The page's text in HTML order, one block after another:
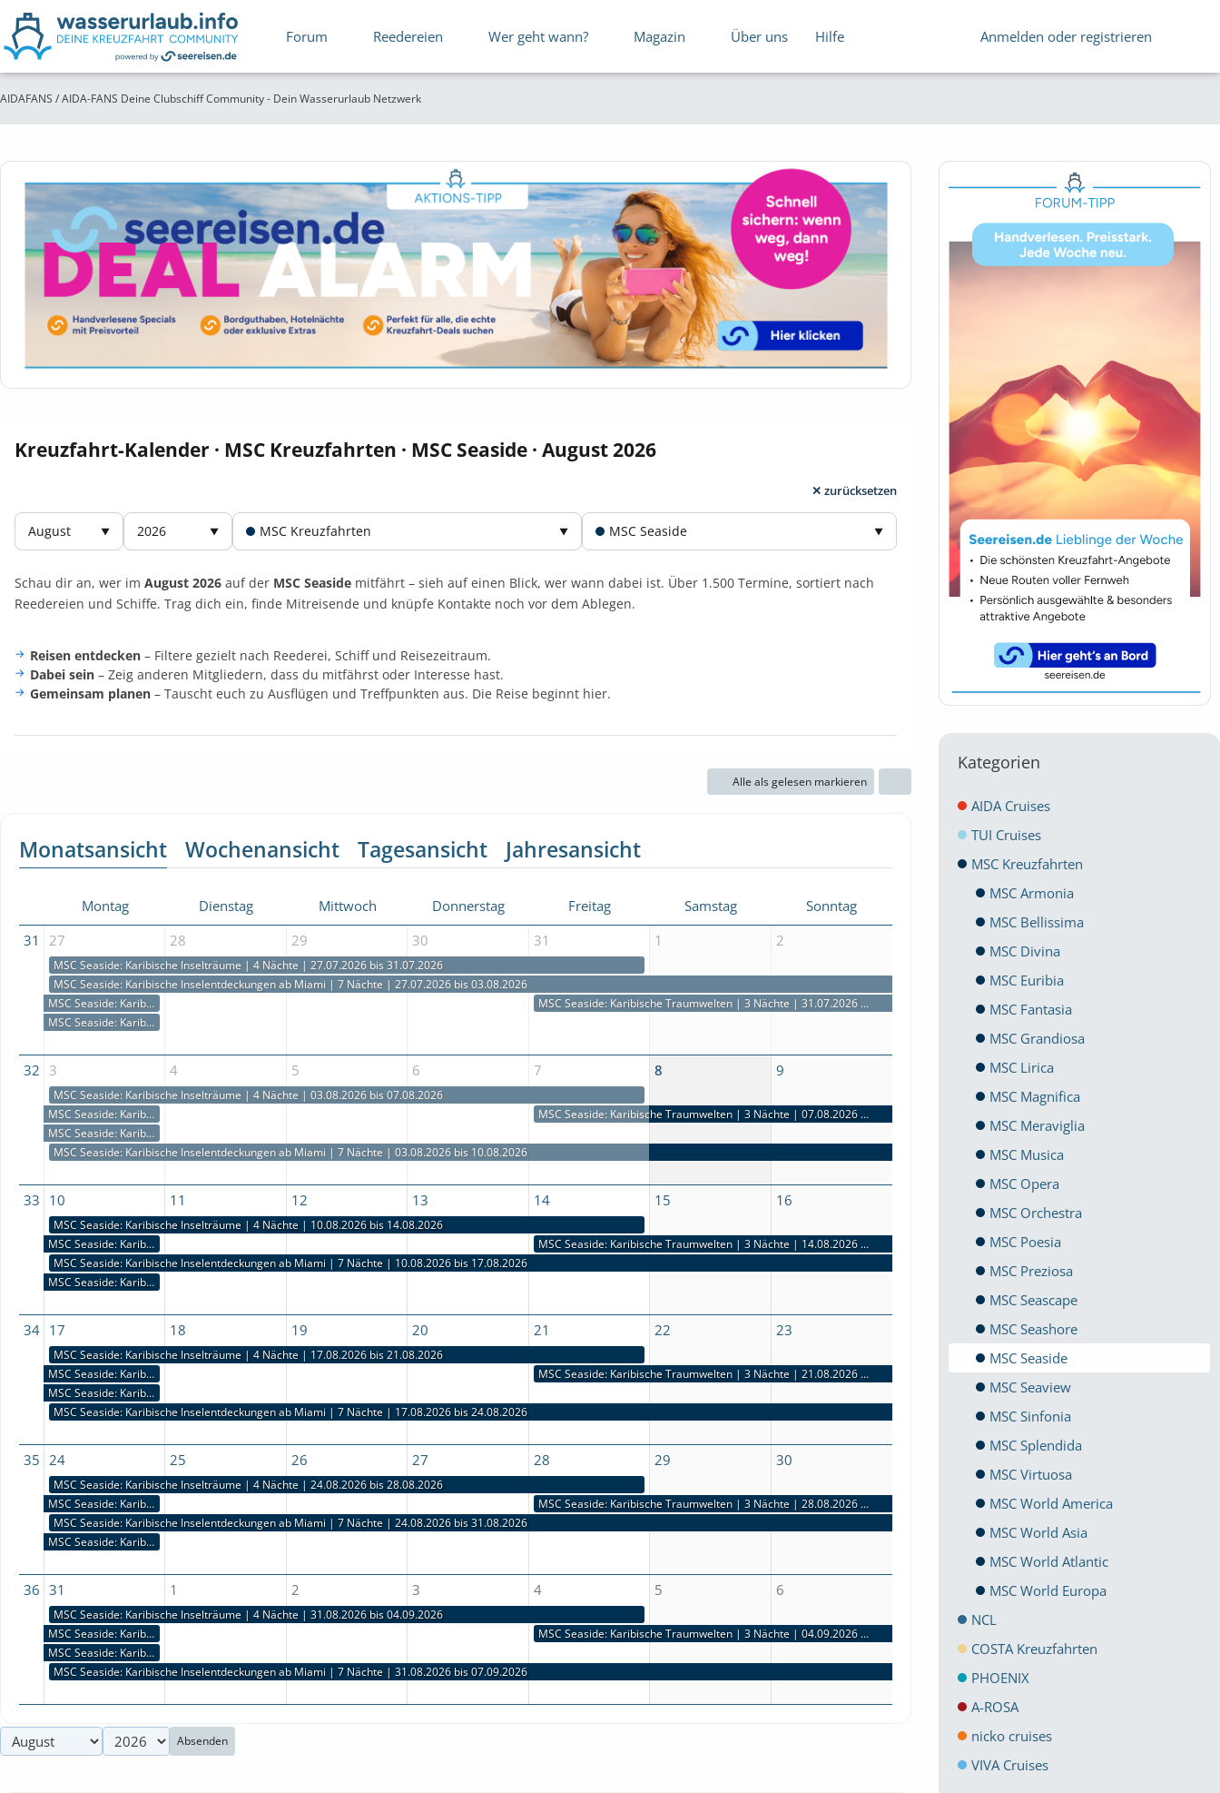
Forum Reedereien Wer geht wann? Magazin Über uns Hilfe Anmelden oder registrieren
AIDAFANS / AIDA-FANS Deine Clubschiff Community - Dein Wasserurlaub Netzwerk
Kreuzfahrt-Kalender · MSC Kreuzfahrten · MSC Seaside · August 2026
✕ zurücksetzen
August ▼ 2026 ▼ MSC Kreuzfahrten ▼ MSC Seaside ▼
Schau dir an, wer im August 2026 auf der MSC Seaside mitfährt – sieh auf einen Blick, wer wann dabei ist. Über 1.500 Termine, sortiert nach
Reedereien und Schiffe. Trag dich ein, finde Mitreisende und knüpfe Kontakte noch vor dem Ablegen.
Reisen entdecken– Filtere gezielt nach Reederei, Schiff und Reisezeitraum.
Dabei sein– Zeig anderen Mitgliedern, dass du mitfährst oder Interesse hast.
Gemeinsam planen– Tauscht euch zu Ausflügen und Treffpunkten aus. Die Reise beginnt hier.
Alle als gelesen markieren
Monatsansicht Wochenansicht Tagesansicht Jahresansicht
Montag Dienstag Mittwoch Donnerstag Freitag Samstag
Sonntag
31
27
MSC Seaside: Karibische Inselträume | 4 Nächte | 27.07.2026 bis 31.07.2026
MSC Seaside: Karibische Inselentdeckungen ab Miami | 7 Nächte | 27.07.2026 bis 03.08.2026
MSC Seaside: Karibische Inselentdeckungen ab Miami | 7 Nächte | 20.07.2026 bis 27.07.2026
MSC Seaside: Karibische Traumwelten | 3 Nächte | 24.07.2026 bis 27.07.2026
28
MSC Seaside: Karibische Inselträume | 4 Nächte | 27.07.2026 bis 31.07.2026
MSC Seaside: Karibische Inselentdeckungen ab Miami | 7 Nächte | 27.07.2026 bis 03.08.2026
29
MSC Seaside: Karibische Inselträume | 4 Nächte | 27.07.2026 bis 31.07.2026
MSC Seaside: Karibische Inselentdeckungen ab Miami | 7 Nächte | 27.07.2026 bis 03.08.2026
30
MSC Seaside: Karibische Inselentdeckungen ab Miami | 7 Nächte | 27.07.2026 bis 03.08.2026
31
MSC Seaside: Karibische Traumwelten | 3 Nächte | 31.07.2026 bis 03.08.2026
1
MSC Seaside: Karibische Traumwelten | 3 Nächte | 31.07.2026 bis 03.08.2026
2
32 3
MSC Seaside: Karibische Inselträume | 4 Nächte | 03.08.2026 bis 07.08.2026
MSC Seaside: Karibische Inselentdeckungen ab Miami | 7 Nächte | 27.07.2026 bis 03.08.2026
MSC Seaside: Karibische Traumwelten | 3 Nächte | 31.07.2026 bis 03.08.2026
MSC Seaside: Karibische Inselentdeckungen ab Miami | 7 Nächte | 03.08.2026 bis 10.08.2026
4
MSC Seaside: Karibische Inselträume | 4 Nächte | 03.08.2026 bis 07.08.2026
MSC Seaside: Karibische Inselentdeckungen ab Miami | 7 Nächte | 03.08.2026 bis 10.08.2026
5
MSC Seaside: Karibische Inselträume | 4 Nächte | 03.08.2026 bis 07.08.2026
MSC Seaside: Karibische Inselentdeckungen ab Miami | 7 Nächte | 03.08.2026 bis 10.08.2026
6
MSC Seaside: Karibische Inselentdeckungen ab Miami | 7 Nächte | 03.08.2026 bis 10.08.2026
7
MSC Seaside: Karibische Traumwelten | 3 Nächte | 07.08.2026 bis 10.08.2026
8
MSC Seaside: Karibische Traumwelten | 3 Nächte | 07.08.2026 bis 10.08.2026
9
33 10
MSC Seaside: Karibische Inselträume | 4 Nächte | 10.08.2026 bis 14.08.2026
MSC Seaside: Karibische Traumwelten | 3 Nächte | 07.08.2026 bis 10.08.2026
MSC Seaside: Karibische Inselentdeckungen ab Miami | 7 Nächte | 10.08.2026 bis 17.08.2026
MSC Seaside: Karibische Inselentdeckungen ab Miami | 7 Nächte | 03.08.2026 bis 10.08.2026
11
MSC Seaside: Karibische Inselträume | 4 Nächte | 10.08.2026 bis 14.08.2026
MSC Seaside: Karibische Inselentdeckungen ab Miami | 7 Nächte | 10.08.2026 bis 17.08.2026
12
MSC Seaside: Karibische Inselträume | 4 Nächte | 10.08.2026 bis 14.08.2026
MSC Seaside: Karibische Inselentdeckungen ab Miami | 7 Nächte | 10.08.2026 bis 17.08.2026
13
MSC Seaside: Karibische Inselentdeckungen ab Miami | 7 Nächte | 10.08.2026 bis 17.08.2026
14
MSC Seaside: Karibische Traumwelten | 3 Nächte | 14.08.2026 bis 17.08.2026
15
MSC Seaside: Karibische Traumwelten | 3 Nächte | 14.08.2026 bis 17.08.2026
16
34 17
MSC Seaside: Karibische Inselträume | 4 Nächte | 17.08.2026 bis 21.08.2026
MSC Seaside: Karibische Traumwelten | 3 Nächte | 14.08.2026 bis 17.08.2026
MSC Seaside: Karibische Inselentdeckungen ab Miami | 7 Nächte | 10.08.2026 bis 17.08.2026
MSC Seaside: Karibische Inselentdeckungen ab Miami | 7 Nächte | 17.08.2026 bis 24.08.2026
18
MSC Seaside: Karibische Inselträume | 4 Nächte | 17.08.2026 bis 21.08.2026
MSC Seaside: Karibische Inselentdeckungen ab Miami | 7 Nächte | 17.08.2026 bis 24.08.2026
19
MSC Seaside: Karibische Inselträume | 4 Nächte | 17.08.2026 bis 21.08.2026
MSC Seaside: Karibische Inselentdeckungen ab Miami | 7 Nächte | 17.08.2026 bis 24.08.2026
20
MSC Seaside: Karibische Inselentdeckungen ab Miami | 7 Nächte | 17.08.2026 bis 24.08.2026
21
MSC Seaside: Karibische Traumwelten | 3 Nächte | 21.08.2026 bis 24.08.2026
22
MSC Seaside: Karibische Traumwelten | 3 Nächte | 21.08.2026 bis 24.08.2026
23
35 24
MSC Seaside: Karibische Inselträume | 4 Nächte | 24.08.2026 bis 28.08.2026
MSC Seaside: Karibische Traumwelten | 3 Nächte | 21.08.2026 bis 24.08.2026
MSC Seaside: Karibische Inselentdeckungen ab Miami | 7 Nächte | 24.08.2026 bis 31.08.2026
MSC Seaside: Karibische Inselentdeckungen ab Miami | 7 Nächte | 17.08.2026 bis 24.08.2026
25
MSC Seaside: Karibische Inselträume | 4 Nächte | 24.08.2026 bis 28.08.2026
MSC Seaside: Karibische Inselentdeckungen ab Miami | 7 Nächte | 24.08.2026 bis 31.08.2026
26
MSC Seaside: Karibische Inselträume | 4 Nächte | 24.08.2026 bis 28.08.2026
MSC Seaside: Karibische Inselentdeckungen ab Miami | 7 Nächte | 24.08.2026 bis 31.08.2026
27
MSC Seaside: Karibische Inselentdeckungen ab Miami | 7 Nächte | 24.08.2026 bis 31.08.2026
28
MSC Seaside: Karibische Traumwelten | 3 Nächte | 28.08.2026 bis 31.08.2026
29
MSC Seaside: Karibische Traumwelten | 3 Nächte | 28.08.2026 bis 31.08.2026
30
36 31
MSC Seaside: Karibische Inselträume | 4 Nächte | 31.08.2026 bis 04.09.2026
MSC Seaside: Karibische Traumwelten | 3 Nächte | 28.08.2026 bis 31.08.2026
MSC Seaside: Karibische Inselentdeckungen ab Miami | 7 Nächte | 24.08.2026 bis 31.08.2026
MSC Seaside: Karibische Inselentdeckungen ab Miami | 7 Nächte | 31.08.2026 bis 07.09.2026
1
MSC Seaside: Karibische Inselträume | 4 Nächte | 31.08.2026 bis 04.09.2026
MSC Seaside: Karibische Inselentdeckungen ab Miami | 7 Nächte | 31.08.2026 bis 07.09.2026
2
MSC Seaside: Karibische Inselträume | 4 Nächte | 31.08.2026 bis 04.09.2026
MSC Seaside: Karibische Inselentdeckungen ab Miami | 7 Nächte | 31.08.2026 bis 07.09.2026
3
MSC Seaside: Karibische Inselentdeckungen ab Miami | 7 Nächte | 31.08.2026 bis 07.09.2026
4
MSC Seaside: Karibische Traumwelten | 3 Nächte | 04.09.2026 bis 07.09.2026
5
MSC Seaside: Karibische Traumwelten | 3 Nächte | 04.09.2026 bis 07.09.2026
6
Absenden
Kategorien
AIDA Cruises
TUI Cruises
MSC Kreuzfahrten
MSC Armonia
MSC Bellissima
MSC Divina
MSC Euribia
MSC Fantasia
MSC Grandiosa
MSC Lirica
MSC Magnifica
MSC Meraviglia
MSC Musica
MSC Opera
MSC Orchestra
MSC Poesia
MSC Preziosa
MSC Seascape
MSC Seashore
MSC Seaside
MSC Seaview
MSC Sinfonia
MSC Splendida
MSC Virtuosa
MSC World America
MSC World Asia
MSC World Atlantic
MSC World Europa
NCL
COSTA Kreuzfahrten
PHOENIX
A-ROSA
nicko cruises
VIVA Cruises